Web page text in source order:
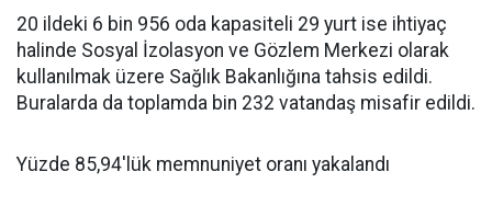
20 ildeki 6 bin 956 oda kapasiteli 29 yurt ise ihtiyaç
halinde Sosyal İzolasyon ve Gözlem Merkezi olarak
kullanılmak üzere Sağlık Bakanlığına tahsis edildi.
Buralarda da toplamda bin 232 vatandaş misafir edildi.
Yüzde 85,94'lük memnuniyet oranı yakalandı